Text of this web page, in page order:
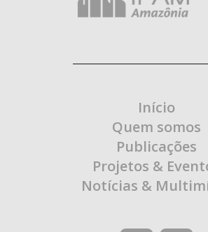
Início
Quem somos
Publicações
Projetos &
Notícias &